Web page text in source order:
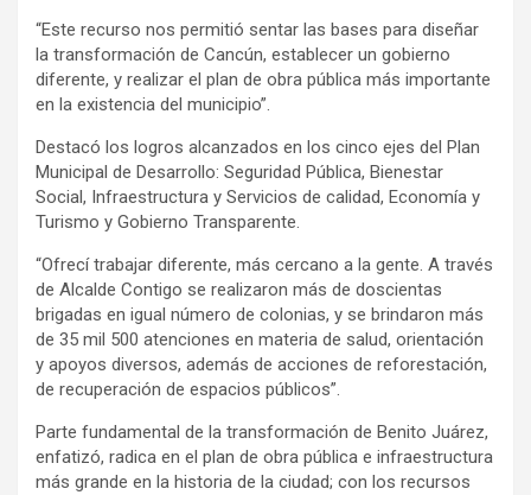
“Este recurso nos permitió sentar las bases para diseñar
la transformación de Cancún, establecer un gobierno
diferente, y realizar el plan de obra pública más importante
en la existencia del municipio”.
Destacó los logros alcanzados en los cinco ejes del Plan
Municipal de Desarrollo: Seguridad Pública, Bienestar
Social, Infraestructura y Servicios de calidad, Economía y
Turismo y Gobierno Transparente.
“Ofrecí trabajar diferente, más cercano a la gente. A través
de Alcalde Contigo se realizaron más de doscientas
brigadas en igual número de colonias, y se brindaron más
de 35 mil 500 atenciones en materia de salud, orientación
y apoyos diversos, además de acciones de reforestación,
de recuperación de espacios públicos”.
Parte fundamental de la transformación de Benito Juárez,
enfatizó, radica en el plan de obra pública e infraestructura
más grande en la historia de la ciudad; con los recursos